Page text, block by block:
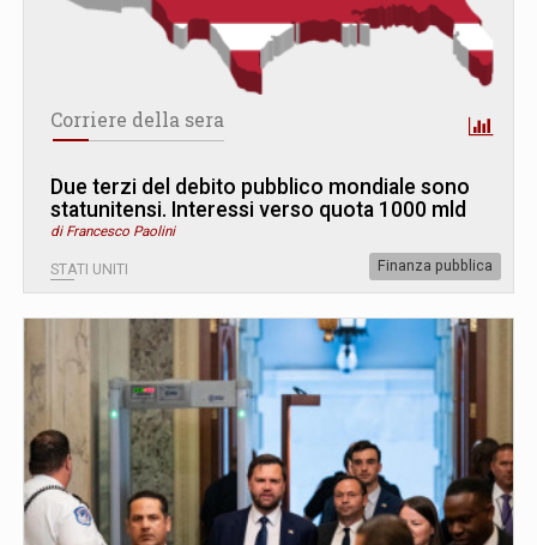
Corriere della sera
Due terzi del debito pubblico mondiale sono
statunitensi. Interessi verso quota 1000 mld
di Francesco Paolini
STATI UNITI Finanza pubblica